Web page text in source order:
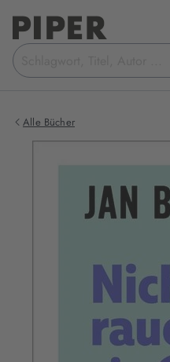
Suchbegriff
eingeben
Alle Bücher